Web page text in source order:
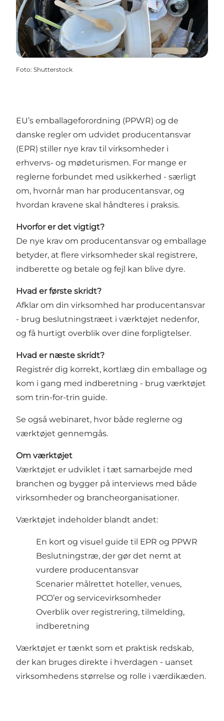
Foto: Shutterstock
EU’s emballageforordning (PPWR) og de
danske regler om udvidet producentansvar
(EPR) stiller nye krav til virksomheder i
erhvervs- og mødeturismen. For mange er
reglerne forbundet med usikkerhed - særligt
om, hvornår man har producentansvar, og
hvordan kravene skal håndteres i praksis.
Hvorfor er det vigtigt?
De nye krav om producentansvar og emballage
betyder, at flere virksomheder skal registrere,
indberette og betale og fejl kan blive dyre.
Hvad er første skridt?
Afklar om din virksomhed har producentansvar
- brug beslutningstræet i værktøjet nedenfor,
og få hurtigt overblik over dine forpligtelser.
Hvad er næste skridt?
Registrér dig korrekt, kortlæg din emballage og
kom i gang med indberetning - brug værktøjet
som trin-for-trin guide.
Se også webinaret, hvor både reglerne og
værktøjet gennemgås.
Om værktøjet
Værktøjet er udviklet i tæt samarbejde med
branchen og bygger på interviews med både
virksomheder og brancheorganisationer.
Værktøjet indeholder blandt andet:
En kort og visuel guide til EPR og PPWR
Beslutningstræ, der gør det nemt at
vurdere producentansvar
Scenarier målrettet hoteller, venues,
PCO’er og servicevirksomheder
Overblik over registrering, tilmelding,
indberetning
Værktøjet er tænkt som et praktisk redskab,
der kan bruges direkte i hverdagen - uanset
virksomhedens størrelse og rolle i værdikæden.